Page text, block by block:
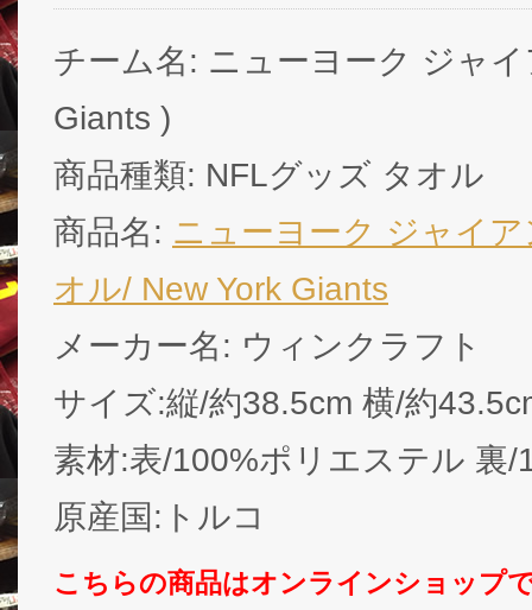
チーム名: ニューヨーク ジャ
Giants )
商品種類: NFLグッズ タオル
商品名: ニューヨーク ジャイ
オル/ New York Giants
メーカー名: ウィンクラフト
サイズ:縦/約38.5cm 横/約
素材:表/100%ポリエステル
原産国:トルコ
こちらの商品はオンラインショップ